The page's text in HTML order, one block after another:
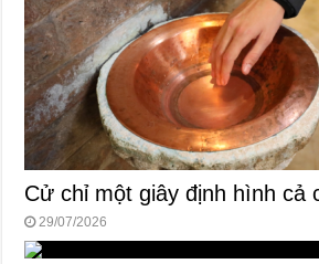
Cử chỉ một giây định hình cả
29/07/2026